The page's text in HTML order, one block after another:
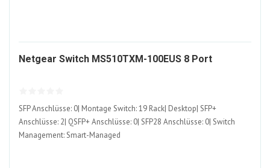
Netgear Switch MS510TXM-100EUS 8 Port
SFP Anschlüsse: 0| Montage Switch: 19 Rack| Desktop| SFP+
Anschlüsse: 2| QSFP+ Anschlüsse: 0| SFP28 Anschlüsse: 0| Switch
Management: Smart-Managed